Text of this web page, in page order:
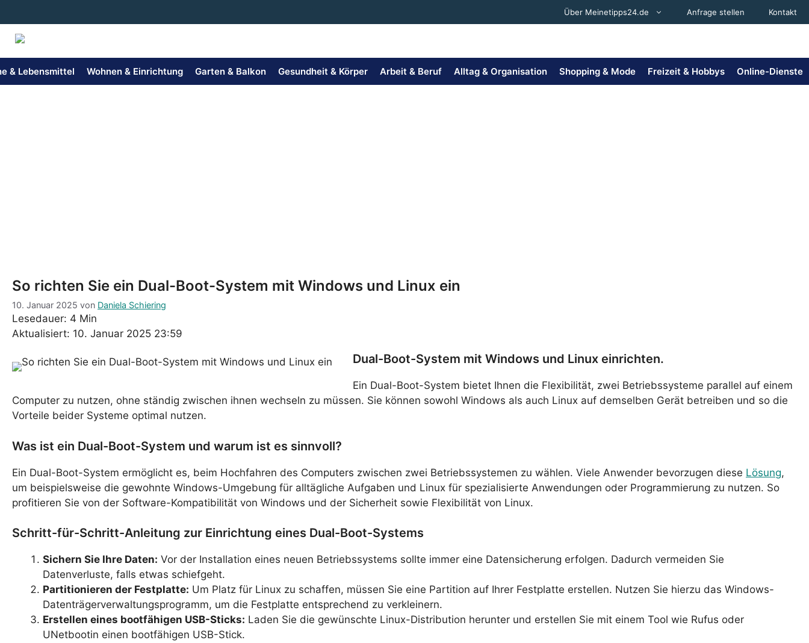
Inhalt
springen
Über Meinetipps24.de Anfrage stellen Kontakt
& Lebensmittel Wohnen & Einrichtung Garten & Balkon Gesundheit & Körper Arbeit & Beruf Alltag & Organisation Shopping & Mode Freizeit & Hobbys Online-Dienste
So richten Sie ein Dual-Boot-System mit Windows und Linux ein
10. Januar 2025 von Daniela Schiering
Lesedauer: 4 Min
Aktualisiert: 10. Januar 2025 23:59
Dual-Boot-System mit Windows und Linux einrichten.
Ein Dual-Boot-System bietet Ihnen die Flexibilität, zwei Betriebssysteme parallel auf einem
Computer zu nutzen, ohne ständig zwischen ihnen wechseln zu müssen. Sie können sowohl Windows als auch Linux auf demselben Gerät betreiben und so die
Vorteile beider Systeme optimal nutzen.
Was ist ein Dual-Boot-System und warum ist es sinnvoll?
Ein Dual-Boot-System ermöglicht es, beim Hochfahren des Computers zwischen zwei Betriebssystemen zu wählen. Viele Anwender bevorzugen diese Lösung,
um beispielsweise die gewohnte Windows-Umgebung für alltägliche Aufgaben und Linux für spezialisierte Anwendungen oder Programmierung zu nutzen. So
profitieren Sie von der Software-Kompatibilität von Windows und der Sicherheit sowie Flexibilität von Linux.
Schritt-für-Schritt-Anleitung zur Einrichtung eines Dual-Boot-Systems
Sichern Sie Ihre Daten: Vor der Installation eines neuen Betriebssystems sollte immer eine Datensicherung erfolgen. Dadurch vermeiden Sie
Datenverluste, falls etwas schiefgeht.
Partitionieren der Festplatte: Um Platz für Linux zu schaffen, müssen Sie eine Partition auf Ihrer Festplatte erstellen. Nutzen Sie hierzu das Windows-
Datenträgerverwaltungsprogramm, um die Festplatte entsprechend zu verkleinern.
Erstellen eines bootfähigen USB-Sticks: Laden Sie die gewünschte Linux-Distribution herunter und erstellen Sie mit einem Tool wie Rufus oder
UNetbootin einen bootfähigen USB-Stick.